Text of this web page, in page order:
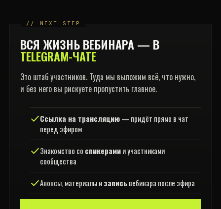
ВСЯ ЖИЗНЬ ВЕБИНАРА — В
TELEGRAM-ЧАТЕ
Это штаб участников. Туда мы выложим всё, что нужно,
и без него вы рискуете пропустить главное.
Ссылка на трансляцию— придёт прямо в чат
перед эфиром
Знакомство со спикерамии участниками
сообщества
Анонсы, материалы изаписьвебинара после эфира